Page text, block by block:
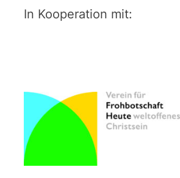
In Kooperation mit: